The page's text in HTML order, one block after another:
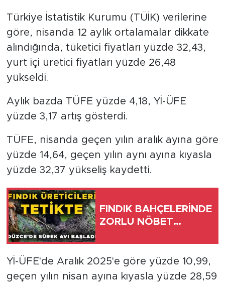
Türkiye İstatistik Kurumu (TÜİK) verilerine
göre, nisanda 12 aylık ortalamalar dikkate
alındığında, tüketici fiyatları yüzde 32,43,
yurt içi üretici fiyatları yüzde 26,48
yükseldi.
Aylık bazda TÜFE yüzde 4,18, Yİ-ÜFE
yüzde 3,17 artış gösterdi.
TÜFE, nisanda geçen yılın aralık ayına göre
yüzde 14,64, geçen yılın aynı ayına kıyasla
yüzde 32,37 yükseliş kaydetti.
FINDIK BAHÇELERİNDE
ZORLU NÖBET…
Yİ-ÜFE'de Aralık 2025'e göre yüzde 10,99,
geçen yılın nisan ayına kıyasla yüzde 28,59